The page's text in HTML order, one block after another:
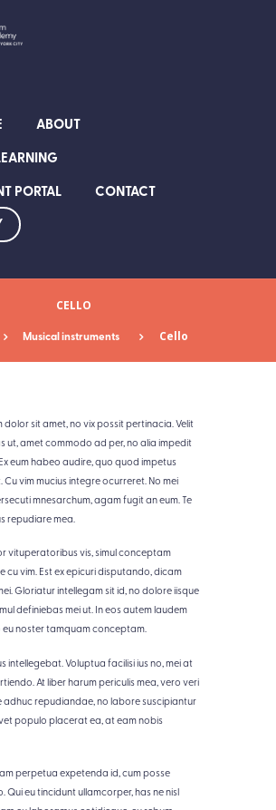
ABOUT
PORTAL
CONTACT
CELLO
Musical instruments Cello
dolor sit amet, no vix possit pertinacia. Velit
ut, amet commodo ad per, no alia impedit
eum habeo audire, quo quod impetus
vim mucius integre ocurreret. No mei
mnesarchum, agam fugit an eum. Te
repudiare mea.
vituperatoribus vis, simul conceptam
cu vim. Est ex epicuri disputando, dicam
Gloriatur intellegam sit id, no dolore iisque
definiebas mei ut. In eos autem laudem
noster tamquam conceptam.
intellegebat. Voluptua facilisi ius no, mei at
At liber harum periculis mea, vero veri
adhuc repudiandae, no labore suscipiantur
populo placerat ea, at eam nobis
perpetua expetenda id, cum posse
Qui eu tincidunt ullamcorper, has ne nisl